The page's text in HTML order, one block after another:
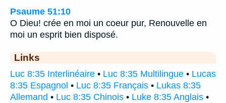
Psaume 51:10
O Dieu! crée en moi un coeur pur, Renouvelle en
moi un esprit bien disposé.
Links
Luc 8:35 Interlinéaire • Luc 8:35 Multilingue • Lucas
8:35 Espagnol • Luc 8:35 Français • Lukas 8:35
Allemand • Luc 8:35 Chinois • Luke 8:35 Anglais •